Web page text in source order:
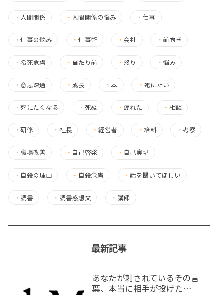
・ 人間関係 ・ 人間関係の悩み ・仕事
・ 仕事の悩み ・仕事術 ・会社 ・ 前向き
・ 希死念慮 ・ 当たり前 ・怒り ・ 悩み
・ 意思疎通 ・ 成長 ・本 ・ 死にたい
・ 死にたくなる ・死ぬ ・疲れた ・ 相談
・ 研修 ・社長 ・経営者 ・ 給料 ・ 考察
・ 職場改善 ・ 自己啓発 ・ 自己実現
・ 自殺の理由 ・ 自殺念慮 ・話を聞いてほしい
・ 読書 ・読書感想文 ・ 講師
最新記事
あなたが刺されているその言
葉、本当に相手が投げた…